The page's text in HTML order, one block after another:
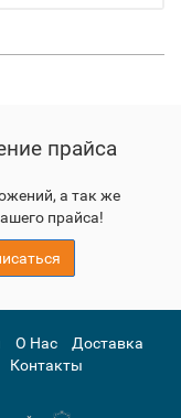
прайса
а так же
прайса!
О Нас
Доставка
Контакты